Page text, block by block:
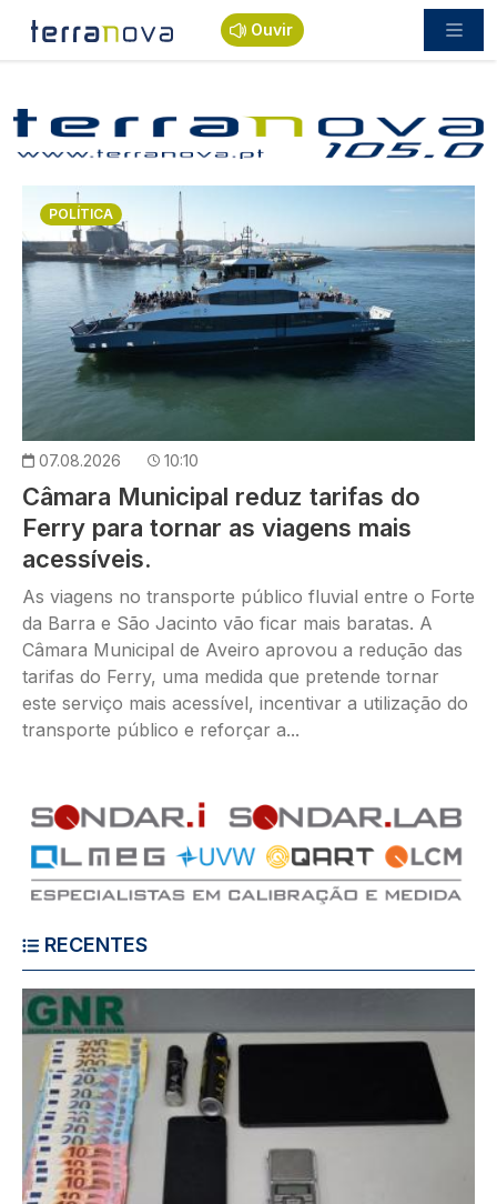
Passar para o conteúdo principal
Ouvir
Imagem
POLÍTICA
07.08.2026 10:10
Câmara Municipal reduz tarifas do
Ferry para tornar as viagens mais
acessíveis.
As viagens no transporte público fluvial entre o Forte
da Barra e São Jacinto vão ficar mais baratas. A
Câmara Municipal de Aveiro aprovou a redução das
tarifas do Ferry, uma medida que pretende tornar
este serviço mais acessível, incentivar a utilização do
transporte público e reforçar a...
RECENTES
Imagem